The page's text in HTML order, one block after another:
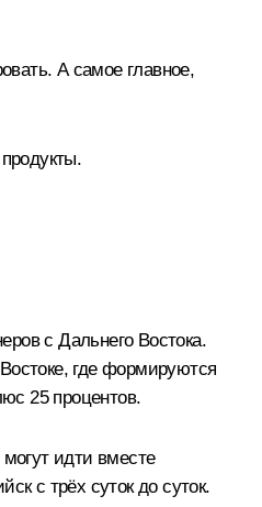
А самое главное,
с Дальнего Востока.
где формируются
25 процентов.
идти вместе
с трёх суток до суток.